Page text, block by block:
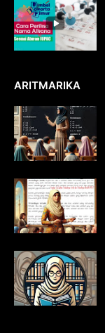
ARITMARIKA